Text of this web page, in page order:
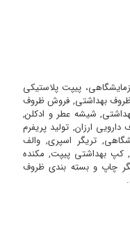
پیپت پلاستیکی
ظروف بهداشتی, فروش ظروف
شیشه عطر و ادکلن,
ارزان, تولید پریفرم
تریگر اسپری, والف
کپ بهداشتی پیپت, مکنده
چاپ و بسته بندی ظروف